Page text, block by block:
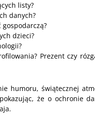
listy?
danych?
gospodarczą?
dzieci?
Prezent czy
humoru, świątecznej
że o ochronie